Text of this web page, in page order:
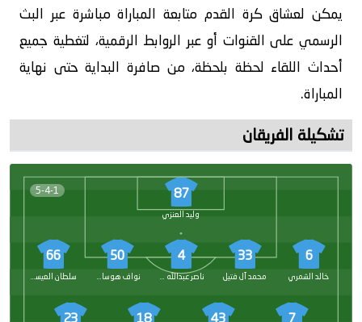
يمكن لعشاق كرة القدم متابعة المباراة مباشرة عبر البث
الرسمي على القنوات أو عبر الروابط الرقمية، لتغطية جميع
أحداث اللقاء لحظة بلحظة، من صافرة البداية حتى نهاية
المباراة.
تشكيلة الفريقان
5-4-1 87
وليد العنزي
6
خالد الشمري
33
محمد آل فتيل
4
ناصر عبدالله الهليل
50
نواف هوساوي
66
سلطان العيسى